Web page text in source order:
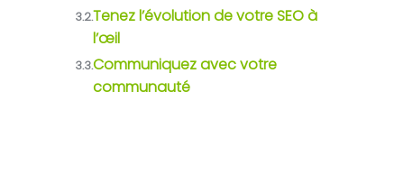
3.2.Tenez l’évolution de votre SEO à
l’œil
3.3.Communiquez avec votre
communauté